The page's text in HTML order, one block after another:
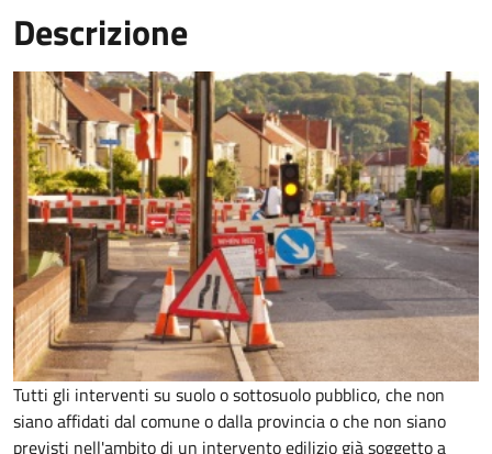
Descrizione
Tutti gli interventi su suolo o sottosuolo pubblico, che non
siano affidati dal comune o dalla provincia o che non siano
previsti nell'ambito di un intervento edilizio già soggetto a